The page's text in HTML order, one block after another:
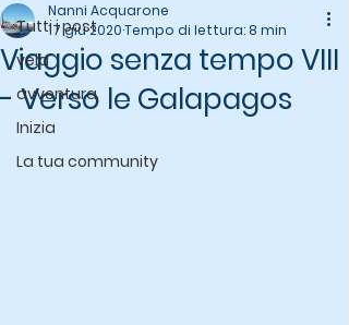
Tutti i post
vela
avventura
Inizia
La tua community
Viaggio senza tempo VIII
- Verso le Galapagos
Nanni Acquarone
17 giu 2020Tempo di lettura: 8 min